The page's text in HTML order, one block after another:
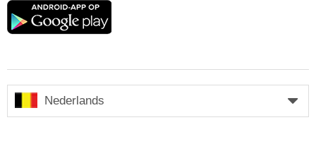
Google
Nederlands